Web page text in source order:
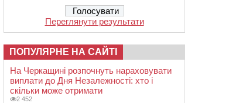
Переглянути результати
ПОПУЛЯРНЕ НА САЙТІ
На Черкащині розпочнуть нараховувати
виплати до Дня Незалежності: хто і
скільки може отримати
2 452